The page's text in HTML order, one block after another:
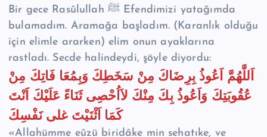
Bir gece Rasûlullah ﷺ Efendimizi yatağımda
bulamadım. Aramağa başladım. (Karanlık olduğu
için elimle ararken) elim onun ayaklarına
rastladı. Secde halindeydi, şöyle diyordu:
اَللَّهُمَّ اَعُوذُ بِرِضَاكَ مِنْ سَخَطِكَ وَبِمُعَا فَاتِكَ مِنْ
عُقُوبَتِكَ وَاَعُوذُ بِكَ مِنْكَ لاَاُحْصِى ثَنَاءً عَلَيْكَ اَنْتَ
كَمَا اَثْنَيْتَ غلى نَفْسِكَ
«Allahümme eûzü biridâke min sehatıke, ve